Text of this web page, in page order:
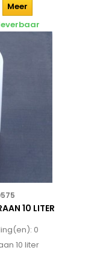
Meer
10 LITER
0
10 liter